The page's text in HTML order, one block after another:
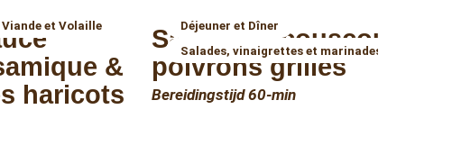
&
haricots
Viande et Volaille
Salade de couscous
poivrons grillés
Bereidingstijd 60-min
Déjeuner et Dîner
Salades, vinaigrettes et marinades